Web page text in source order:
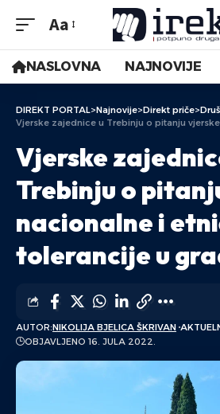
Aa
NASLOVNA NAJNOVIJE
DIREKT PORTAL>Najnovije>Direkt priče>
Vjerske zajednice u Trebinju o pitanju
Vjerske
Trebinju o
nacionalne i
tolerancije u
AUTOR:NIKOLIJA BJELICA ŠKRIVAN
OBJAVLJENO 16. JULA 2022.